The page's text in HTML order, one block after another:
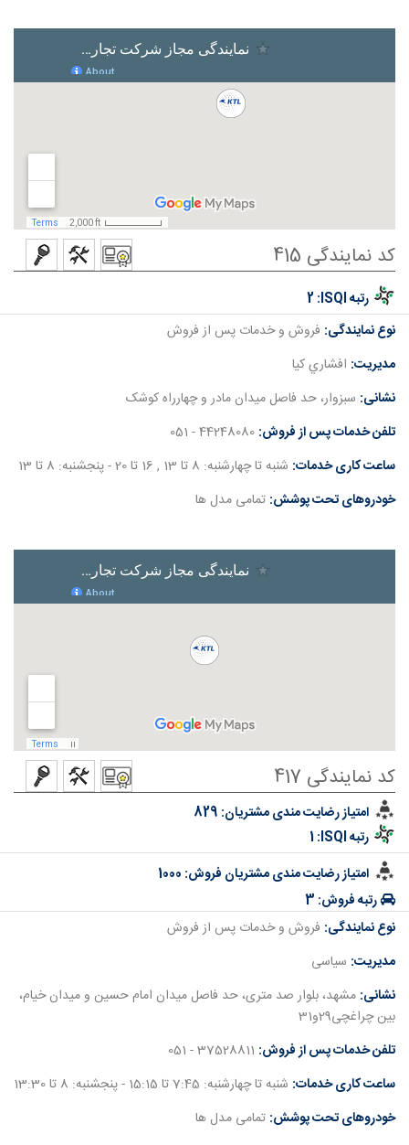
کد نمایندگی 415
رتبه ISQI:
2
نوع نمایندگی: فروش و خدمات پس از فروش
مدیریت: اﻓﺸﺎري ﮐﯿﺎ
نشانی: سبزوار، ﺣﺪ ﻓﺎﺻﻞ ﻣﯿﺪان ﻣﺎدر و ﭼﻬﺎرراه ﮐﻮﺷﮏ
تلفن خدمات پس از فروش:
ساعت کاری خدمات: شنبه تا چهارشنبه: 8 تا 13 , 16 تا 20 - پنجشنبه: 8 تا 13
خودروهای تحت پوشش: تمامی مدل ها
کد نمایندگی 417
امتیاز رضایت مندی مشتریان:
رتبه ISQI:
1
امتیاز رضایت مندی مشتریان فروش:
رتبه فروش: 3
نوع نمایندگی: فروش و خدمات پس از فروش
مدیریت: سیاسی
نشانی: مشهد، بلوار صد متری، حد فاصل میدان امام حسین و میدان خیام،
بین چراغچی29و31
تلفن خدمات پس از فروش:
ساعت کاری خدمات: شنبه تا چهارشنبه: 7:45 تا 15:15 - پنجشنبه: 8 تا 13:30
خودروهای تحت پوشش: تمامی مدل ها